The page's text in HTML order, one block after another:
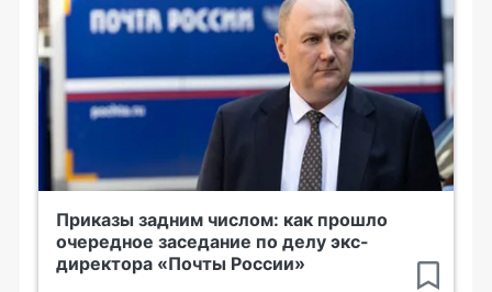
Приказы задним числом: как прошло
очередное заседание по делу экс-
директора «Почты России»